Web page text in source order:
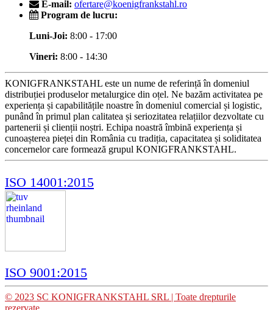
E-mail: ofertare@koenigfrankstahl.ro
Program de lucru:
Luni-Joi: 8:00 - 17:00
Vineri: 8:00 - 14:30
KONIGFRANKSTAHL este un nume de referință în domeniul
distribuției produselor metalurgice din oțel. Ne bazăm activitatea pe
experiența și capabilitățile noastre în domeniul comercial și logistic,
punând în primul plan calitatea și seriozitatea relațiilor dezvoltate cu
partenerii și clienții noștri. Echipa noastră îmbină experiența și
cunoașterea pieței din România cu tradiția, capacitatea și soliditatea
concernelor care formează grupul KONIGFRANKSTAHL.
ISO 14001:2015
ISO 9001:2015
© 2023 SC KONIGFRANKSTAHL SRL | Toate drepturile
rezervate.